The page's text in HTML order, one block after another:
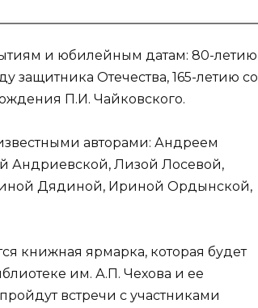
и юбилейным датам: 80-летию
защитника Отечества, 165-летию со
П.И. Чайковского.
авторами: Андреем
Андриевской, Лизой Лосевой,
Дядиной, Ириной Ордынской,
книжная ярмарка, которая будет
им. А.П. Чехова и ее
встречи с участниками